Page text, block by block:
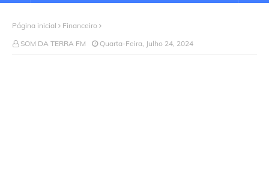
Página inicial
Financeiro
SOM DA TERRA FM
Quarta-Feira, Julho 24, 2024